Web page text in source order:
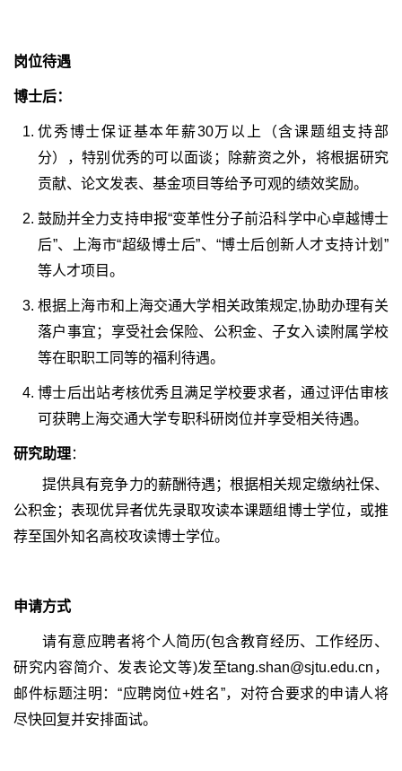
岗位待遇
博士后：
优秀博士保证基本年薪30万以上（含课题组支持部
分），特别优秀的可以面谈；除薪资之外，将根据研究
贡献、论文发表、基金项目等给予可观的绩效奖励。
鼓励并全力支持申报“变革性分子前沿科学中心卓越博士
后”、上海市“超级博士后”、“博士后创新人才支持计划”
等人才项目。
根据上海市和上海交通大学相关政策规定,协助办理有关
落户事宜；享受社会保险、公积金、子女入读附属学校
等在职职工同等的福利待遇。
博士后出站考核优秀且满足学校要求者，通过评估审核
可获聘上海交通大学专职科研岗位并享受相关待遇。
研究助理：
提供具有竞争力的薪酬待遇；根据相关规定缴纳社保、
公积金；表现优异者优先录取攻读本课题组博士学位，或推
荐至国外知名高校攻读博士学位。
申请方式
请有意应聘者将个人简历(包含教育经历、工作经历、
研究内容简介、发表论文等)发至tang.shan@sjtu.edu.cn，
邮件标题注明：“应聘岗位+姓名”，对符合要求的申请人将
尽快回复并安排面试。